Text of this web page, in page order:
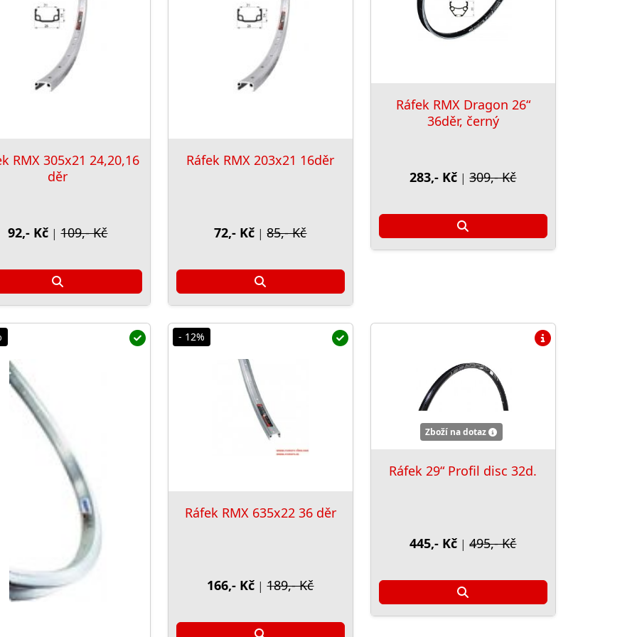
RMX 305x21 24,20,16
děr
92,- Kč |109,- Kč
Ráfek RMX 203x21 16děr
72,- Kč |85,- Kč
Ráfek RMX Dragon 26“
36děr, černý
283,- Kč |309,- Kč
- 12%
Ráfek RMX 635x22 36 děr
166,- Kč |189,- Kč
Zboží na dotaz
Ráfek 29“ Profil disc 32d.
445,- Kč |495,- Kč